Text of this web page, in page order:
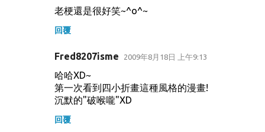
老梗還是很好笑~^o^~
回覆
Fred8207isme 2009年8月18日 上午9:13
哈哈XD~
第一次看到四小折畫這種風格的漫畫!
沉默的"破喉嚨"XD
回覆